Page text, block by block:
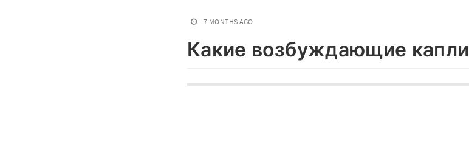
7 MONTHS AGO
Какие возбуждающие капли